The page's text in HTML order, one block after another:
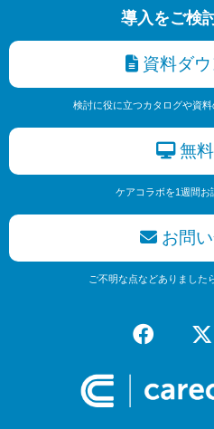
導入をご検
資料ダウ
検討に役に立つカタログや資
無
ケアコラボを1週間お
お問
ご不明な点などありました